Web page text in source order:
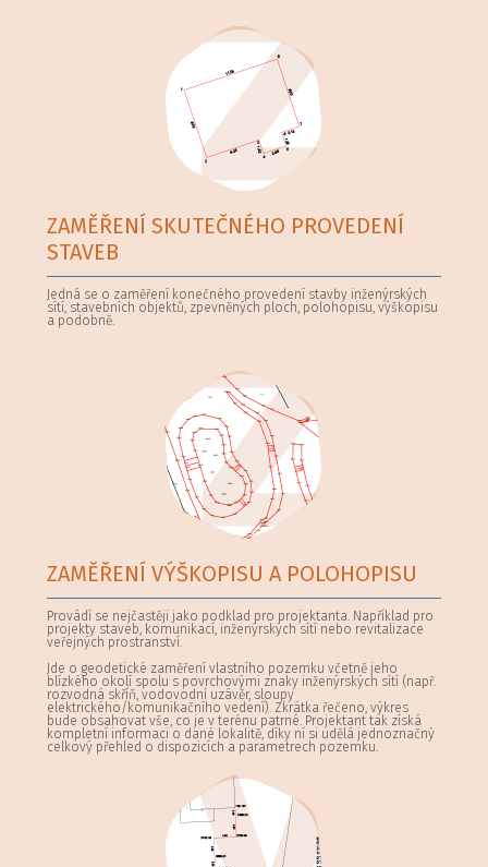
ZAMĚŘENÍ SKUTEČNÉHO PROVEDENÍ
STAVEB
Jedná se o zaměření konečného provedení stavby inženýrských
sítí, stavebních objektů, zpevněných ploch, polohopisu, výškopisu
a podobně.
ZAMĚŘENÍ VÝŠKOPISU A POLOHOPISU
Provádí se nejčastěji jako podklad pro projektanta. Například pro
projekty staveb, komunikací, inženýrských sítí nebo revitalizace
veřejných prostranství.
Jde o geodetické zaměření vlastního pozemku včetně jeho
blízkého okolí spolu s povrchovými znaky inženýrských sítí (např.
rozvodná skříň, vodovodní uzávěr, sloupy
elektrického/komunikačního vedení). Zkrátka řečeno, výkres
bude obsahovat vše, co je v terénu patrné. Projektant tak získá
kompletní informaci o dané lokalitě, díky ní si udělá jednoznačný
celkový přehled o dispozicích a parametrech pozemku.